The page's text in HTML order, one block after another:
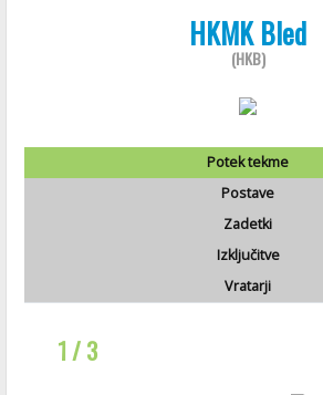
HKMK Bled
(HKB)
Potek tekme
Postave
Zadetki
Izključitve
Vratarji
1 / 3